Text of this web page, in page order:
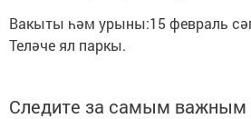
Вакыты һәм урыны:15 февраль
Теләче ял паркы.
Следите за самым важным